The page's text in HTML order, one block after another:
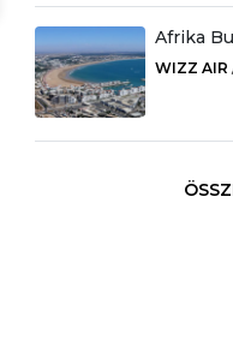
Afrika
WIZZ AIR